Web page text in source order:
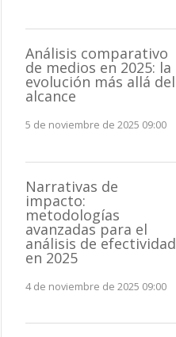
Análisis comparativo
de medios en 2025: la
evolución más allá del
alcance
5 de noviembre de 2025 09:00
Narrativas de
impacto:
metodologías
avanzadas para el
análisis de efectividad
en 2025
4 de noviembre de 2025 09:00